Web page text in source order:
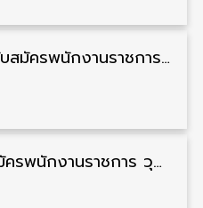
กรมพลาธิการทหารบก รับสมัครพนักงานราชการ วุฒิ ม.3/ม.6/ปวช. 66 อัตรา รับสมัคร 10 – 17 สิงหาคม
กรมแพทย์ทหารบก รับสมัครพนักงานราชการ วุฒิ ม.3/ม.6/ปวช./ปวท./ปวส. 6 อัตรา รับสมัคร 3 – 7 สิงหาคม